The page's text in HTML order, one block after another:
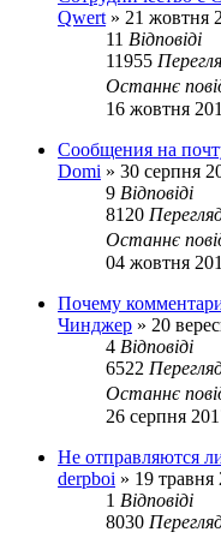
Qwert » 21 жовтня
11 Відповіді
11955
Останнє
16 жовтня
Сообщения на
Domi » 30 серпня
9 Відповіді
8120
Останнє
04 жовтня
Почему
Чинджер » 20
4 Відповіді
6522
Останнє
26 серпня
Не отправляются
derpboi » 19 травня
1 Відповіді
8030